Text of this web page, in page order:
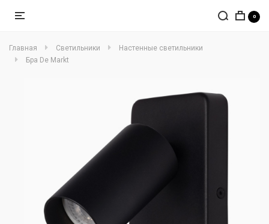
0
Главная Светильники
Настенные светильники
Бра De Markt